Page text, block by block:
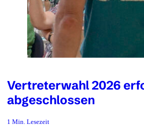
Vertreterwahl 2026
abgeschlossen
1 Min. Lesezeit